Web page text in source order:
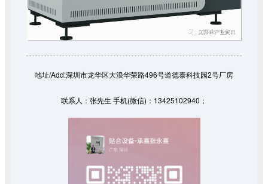
地址/Add:深圳市龙华区大浪华荣路496号道德泰科技园2号厂房
联系人：张先生 手机(微信) ： 13425102940；